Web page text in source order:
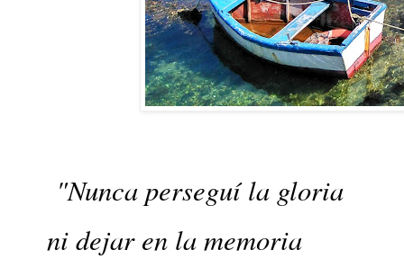
"Nunca perseguí la gloria
ni dejar en la memoria